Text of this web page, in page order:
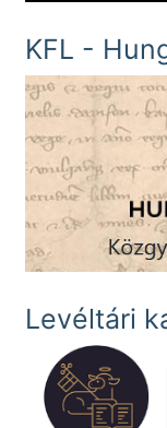
KFL -
Levéltári